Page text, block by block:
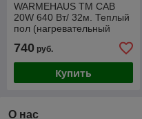
WARMEHAUS TM CAB
20W 640 Вт/ 32м. Теплый
пол (нагревательный
740 руб.
Купить
О нас